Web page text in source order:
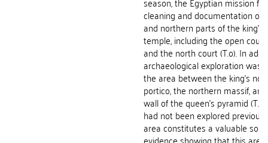
cleaning and documentation of
and northern parts of the king’s
temple, including the open
and the north court (T.o). In
archaeological exploration was
the area between the king’s
portico, the northern massif,
wall of the queen’s pyramid
had not been explored
area constitutes a valuable